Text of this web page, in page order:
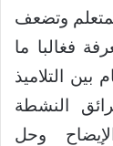
وتضعف
فغالبا ما
التلاميذ
النشطة
وحل